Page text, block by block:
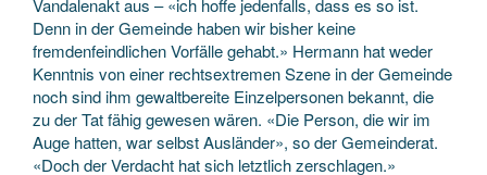
Vandalenakt aus – «ich hoffe jedenfalls, dass es so ist.
Denn in der Gemeinde haben wir bisher keine
fremdenfeindlichen Vorfälle gehabt.» Hermann hat weder
Kenntnis von einer rechtsextremen Szene in der Gemeinde
noch sind ihm gewaltbereite Einzelpersonen bekannt, die
zu der Tat fähig gewesen wären. «Die Person, die wir im
Auge hatten, war selbst Ausländer», so der Gemeinderat.
«Doch der Verdacht hat sich letztlich zerschlagen.»